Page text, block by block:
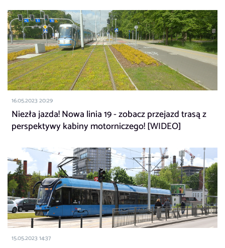
16.05.2023 20:29
Niezła jazda! Nowa linia 19 - zobacz przejazd trasą z
perspektywy kabiny motorniczego! [WIDEO]
15.05.2023 14:37